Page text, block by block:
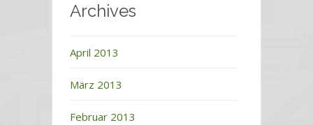
Archives
April 2013
März 2013
Februar 2013